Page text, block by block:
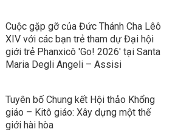
Cuộc gặp gỡ của Đức Thánh Cha Lêô
XIV với các bạn trẻ tham dự Đại hội
giới trẻ Phanxicô 'Go! 2026' tại Santa
Maria Degli Angeli – Assisi
Tuyên bố Chung kết Hội thảo Khổng
giáo – Kitô giáo: Xây dựng một thế
giới hài hòa